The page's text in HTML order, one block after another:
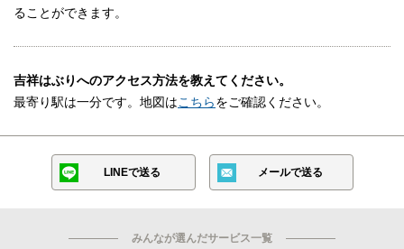
ることができます。
吉祥はぶりへのアクセス方法を教えてください。
最寄り駅は一分です。地図はこちらをご確認ください。
LINEで送る メールで送る
みんなが選んだサービス一覧